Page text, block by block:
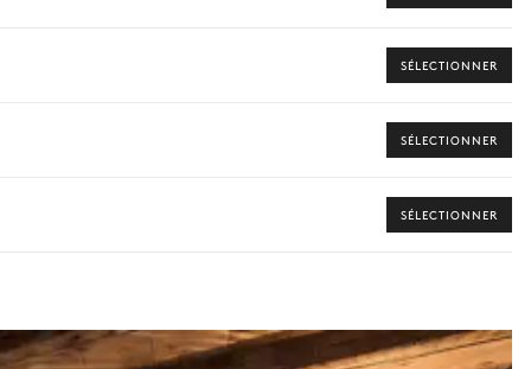
les offres disponibles pour votre séjour.
SÉLECTIONNER
SÉLECTIONNER
SÉLECTIONNER